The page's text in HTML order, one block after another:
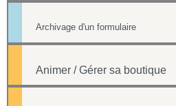
Archivage d'un formulaire
Animer / Gérer sa boutique